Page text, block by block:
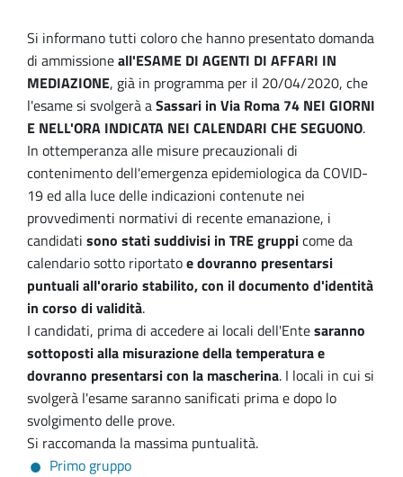
Si informano tutti coloro che hanno presentato domanda
di ammissioneall'ESAME DI AGENTI DI AFFARI IN
MEDIAZIONE, già in programma per il 20/04/2020, che
l'esame si svolgerà aSassari in Via Roma 74 NEI GIORNI
E NELL'ORA INDICATA NEI CALENDARI CHE SEGUONO.
In ottemperanza alle misure precauzionali di
contenimento dell'emergenza epidemiologica da COVID-
19 ed alla luce delle indicazioni contenute nei
provvedimenti normativi di recente emanazione, i
candidati sono stati suddivisi in TRE gruppicome da
calendario sotto riportatoe dovranno presentarsi
puntuali all'orario stabilito, con il documento d'identità
in corso di validità.
I candidati, prima di accedere ai locali dell'Entesaranno
sottoposti alla misurazione della temperatura e
dovranno presentarsi con la mascherina. I locali in cui si
svolgerà l'esame saranno sanificati prima e dopo lo
svolgimento delle prove.
Si raccomanda la massima puntualità.
Primo gruppo